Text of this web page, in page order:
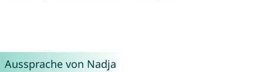
Aussprache von Nadja